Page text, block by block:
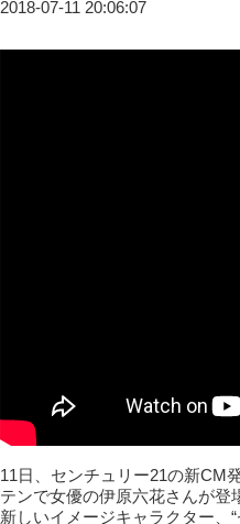
2018-07-11 20:06:07
11日、センチュリー21の新CM
テンで女優の伊原六花さんが登
新しいイメージキャラクター、